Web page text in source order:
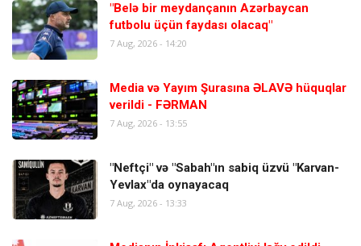
"Belə bir meydançanın Azərbaycan
futbolu üçün faydası olacaq"
7 Aug, 2026 - 14:20
Media və Yayım Şurasına ƏLAVƏ hüquqlar
verildi - FƏRMAN
7 Aug, 2026 - 13:55
"Neftçi" və "Sabah"ın sabiq üzvü "Karvan-
Yevlax"da oynayacaq
7 Aug, 2026 - 13:33